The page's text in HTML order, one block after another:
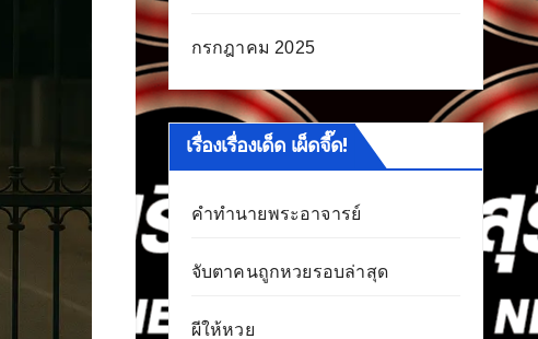
กรกฎาคม 2025
เรื่องเรื่องเด็ด เผ็ดจี๊ด!
คำทำนายพระอาจารย์
จับตาคนถูกหวยรอบล่าสุด
ผีให้หวย